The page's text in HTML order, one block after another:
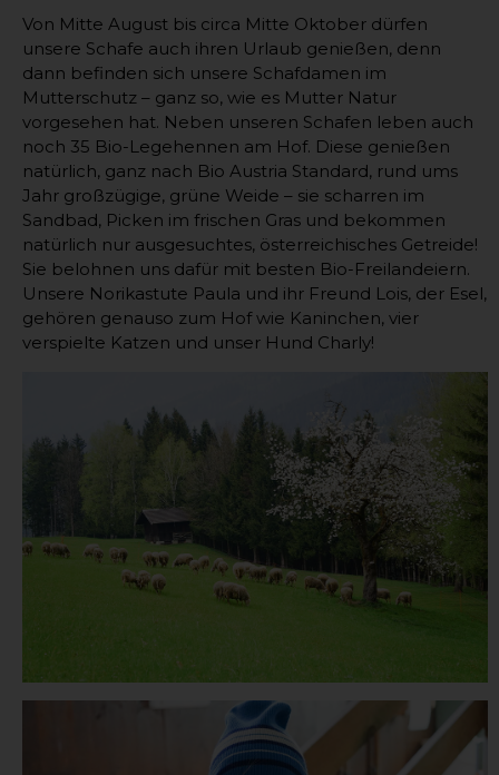
Von Mitte August bis circa Mitte Oktober dürfen
unsere Schafe auch ihren Urlaub genießen, denn
dann befinden sich unsere Schafdamen im
Mutterschutz – ganz so, wie es Mutter Natur
vorgesehen hat. Neben unseren Schafen leben auch
noch 35 Bio-Legehennen am Hof. Diese genießen
natürlich, ganz nach Bio Austria Standard, rund ums
Jahr großzügige, grüne Weide – sie scharren im
Sandbad, Picken im frischen Gras und bekommen
natürlich nur ausgesuchtes, österreichisches Getreide!
Sie belohnen uns dafür mit besten Bio-Freilandeiern.
Unsere Norikastute Paula und ihr Freund Lois, der Esel,
gehören genauso zum Hof wie Kaninchen, vier
verspielte Katzen und unser Hund Charly!